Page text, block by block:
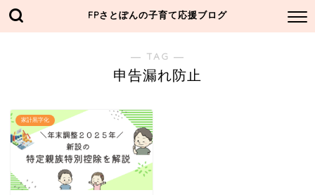
FPさとぽんの子育て応援ブログ
― TAG ―
申告漏れ防止
家計黒字化